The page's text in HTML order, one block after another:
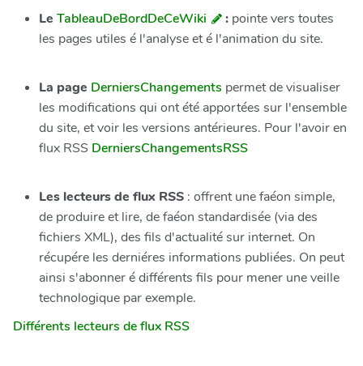
Le TableauDeBordDeCeWiki : pointe vers toutes
les pages utiles é l'analyse et é l'animation du site.
La page DerniersChangements permet de visualiser
les modifications qui ont été apportées sur l'ensemble
du site, et voir les versions antérieures. Pour l'avoir en
flux RSS DerniersChangementsRSS
Les lecteurs de flux RSS : offrent une faéon simple,
de produire et lire, de faéon standardisée (via des
fichiers XML), des fils d'actualité sur internet. On
récupére les derniéres informations publiées. On peut
ainsi s'abonner é différents fils pour mener une veille
technologique par exemple.
Différents lecteurs de flux RSS